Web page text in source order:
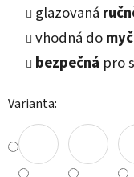
glazovaná
vhodná do
bezpečná pro
Varianta: